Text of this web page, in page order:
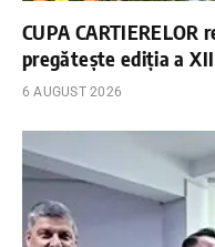
CUPA
pregătește ediția a
6 AUGUST 2026